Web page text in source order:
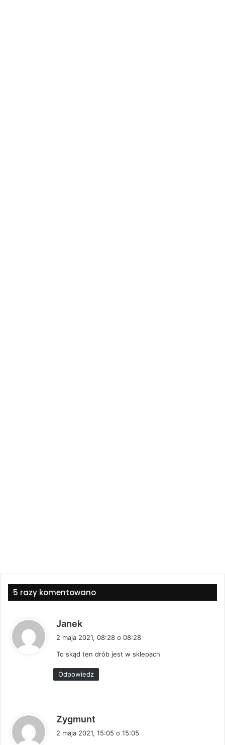
5 razy komentowano
Janek
z
e
:
2 maja 2021, 08:28 o 08:28
To skąd ten drób jest w sklepach
Odpowiedz
Zygmunt
2 maja 2021, 15:05 o 15:05